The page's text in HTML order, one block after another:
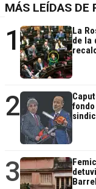
MÁS LEÍDAS DE
1
La
de la
2
3